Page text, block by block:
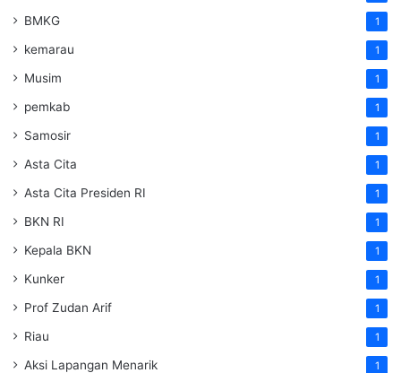
BMKG 1
kemarau 1
Musim 1
pemkab 1
Samosir 1
Asta Cita 1
Asta Cita Presiden RI 1
BKN RI 1
Kepala BKN 1
Kunker 1
Prof Zudan Arif 1
Riau 1
Aksi Lapangan Menarik 1